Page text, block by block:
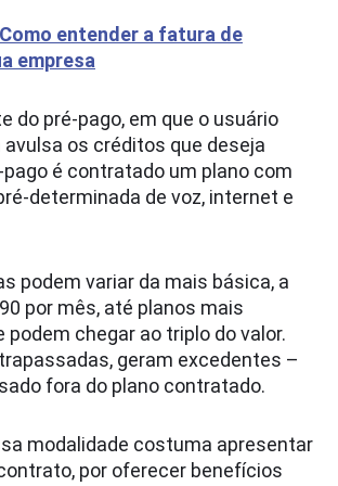
Como entender a fatura de
empresa
do pré-pago, em que o usuário
avulsa os créditos que deseja
pago é contratado um plano com
determinada de voz, internet e
podem variar da mais básica, a
por mês, até planos mais
podem chegar ao triplo do valor.
geram excedentes –
fora do plano contratado.
modalidade costuma apresentar
por oferecer benefícios